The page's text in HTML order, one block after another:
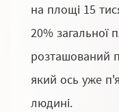
на площі 15
20% загальної
розташований
який ось уже
людині.